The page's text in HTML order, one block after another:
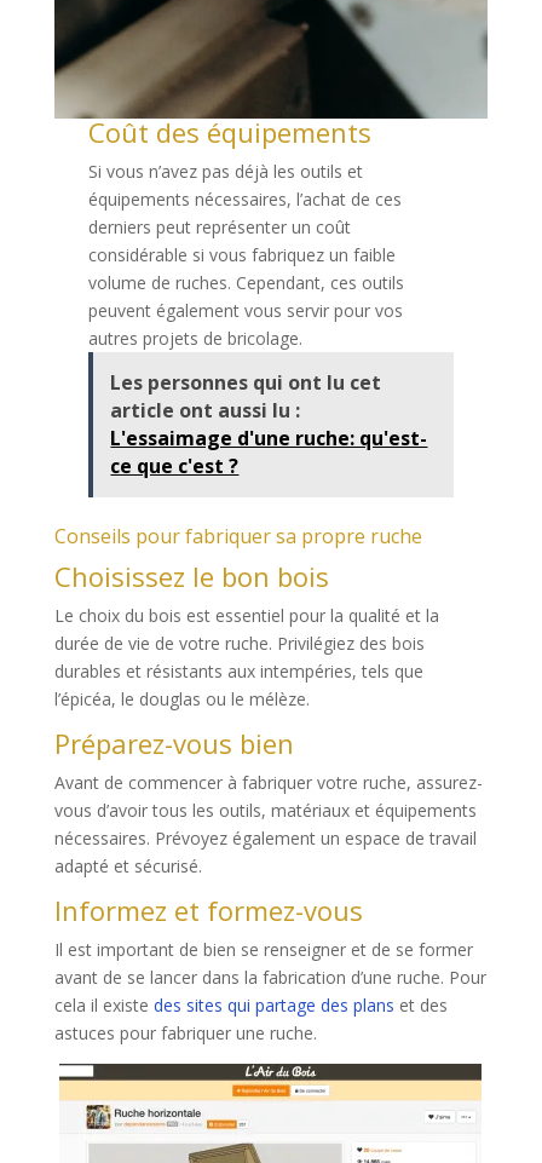
Coût des équipements
Si vous n’avez pas déjà les outils et
équipements nécessaires, l’achat de ces
derniers peut représenter un coût
considérable si vous fabriquez un faible
volume de ruches. Cependant, ces outils
peuvent également vous servir pour vos
autres projets de bricolage.
Les personnes qui ont lu cet
article ont aussi lu :
L'essaimage d'une ruche: qu'est-
ce que c'est ?
Conseils pour fabriquer sa propre ruche
Choisissez le bon bois
Le choix du bois est essentiel pour la qualité et la
durée de vie de votre ruche. Privilégiez des bois
durables et résistants aux intempéries, tels que
l’épicéa, le douglas ou le mélèze.
Préparez-vous bien
Avant de commencer à fabriquer votre ruche, assurez-
vous d’avoir tous les outils, matériaux et équipements
nécessaires. Prévoyez également un espace de travail
adapté et sécurisé.
Informez et formez-vous
Il est important de bien se renseigner et de se former
avant de se lancer dans la fabrication d’une ruche. Pour
cela il existe des sites qui partage des plans et des
astuces pour fabriquer une ruche.